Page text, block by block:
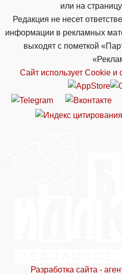
или на
Редакция не несет
информации в рекламных
выходят с пометкой
Сайт использует Cookie и
Разработка сайта -